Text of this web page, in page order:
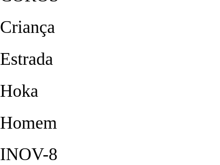
Criança
Estrada
Hoka
Homem
INOV-8